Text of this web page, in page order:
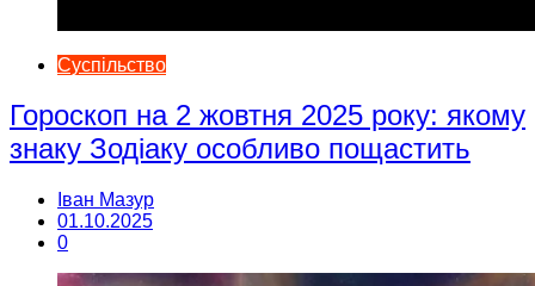
Суспільство
Гороскоп на 2 жовтня 2025 року: якому
знаку Зодіаку особливо пощастить
Іван Мазур
01.10.2025
0